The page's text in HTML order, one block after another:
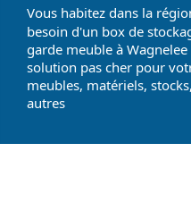
Vous habitez dans la
besoin d'un box de
garde meuble à
solution pas cher pour
meubles, matériels,
autres